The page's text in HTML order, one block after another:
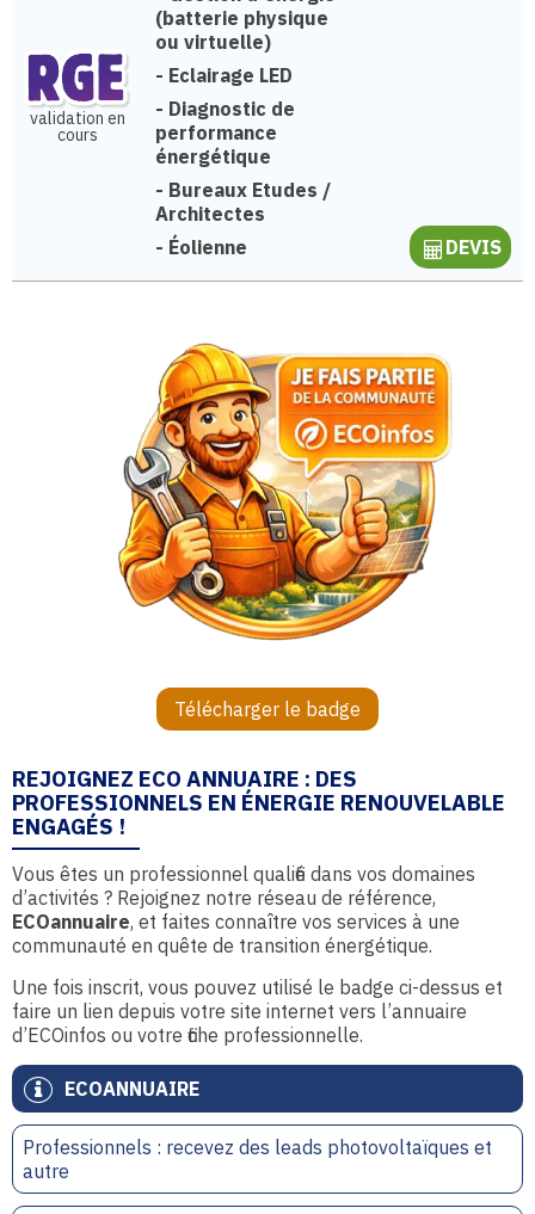
ECOANNUAIRE
Professionnels : recevez des leads photovoltaïques et
autre
validation en
cours
(batterie physique
ou virtuelle)
- Eclairage LED
- Diagnostic de
performance
énergétique
- Bureaux Etudes /
Architectes
- Éolienne DEVIS
Télécharger le badge
REJOIGNEZ ECO ANNUAIRE : DES
PROFESSIONNELS EN ÉNERGIE RENOUVELABLE
ENGAGÉS !
Vous êtes un professionnel qualifié dans vos domaines
d’activités ? Rejoignez notre réseau de référence,
ECOannuaire, et faites connaître vos services à une
communauté en quête de transition énergétique.
Une fois inscrit, vous pouvez utilisé le badge ci-dessus et
faire un lien depuis votre site internet vers l’annuaire
d’ECOinfos ou votre fiche professionnelle.